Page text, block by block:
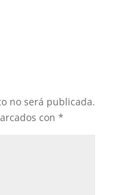
no será publicada.
con *